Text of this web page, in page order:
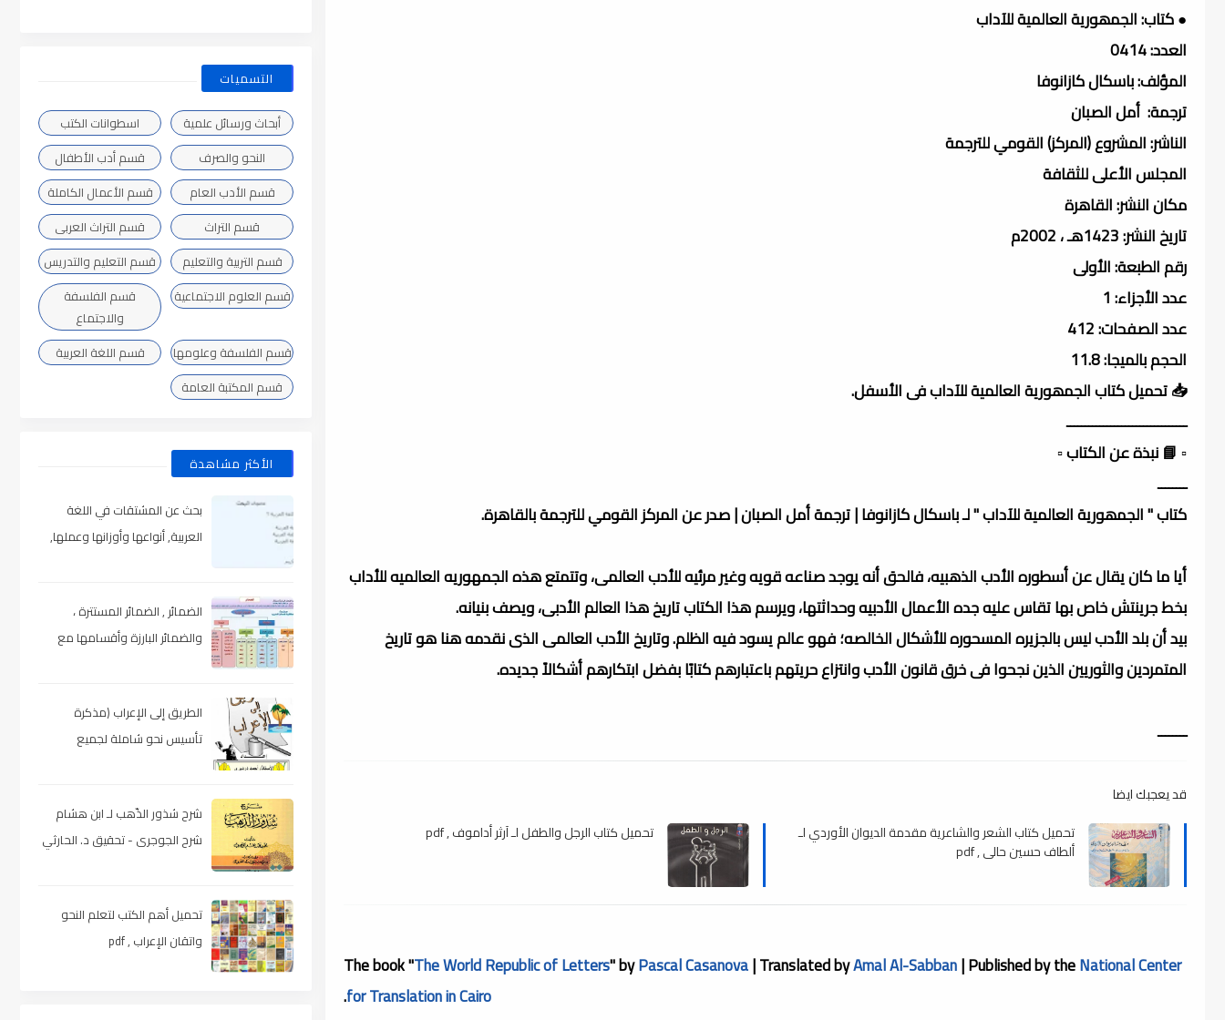
● كتاب: الجمھورية العالمية للآداب
العدد: 0414
المؤلف: باسكال كازانوفا
ترجمة: أمل الصبان
الناشر: المشروع (المركز) القومي للترجمة
المجلس الأعلى للثقافة
مكان النشر: القاهرة
تاريخ النشر: 1423هـ ، 2002م
رقم الطبعة: الأولى
عدد الأجزاء: 1
عدد الصفحات: 412
الحجم بالميجا: 11.8
📥 تحميل كتاب الجمھورية العالمية للآداب فى الأسفل.
ـــــــــــــــــــــــــــــــــ
▫️ 📘 نبذة عن الكتاب ▫️
ــــــــ
كتاب " الجمھورية العالمية للآداب " لـ باسكال كازانوفا | ترجمة أمل الصبان | صدر عن المركز القومي للترجمة بالقاهرة.
أيا ما كان يقال عن أسطوره الأدب الذهبيه، فالحق أنه يوجد صناعه قويه وغير مرئيه للأدب العالمى، وتتمتع هذه الجمهوريه العالميه للأداب
بخط جرينتش خاص بها تقاس عليه جده الأعمال الأدبيه وحداثتها، ويرسم هذا الكتاب تاريخ هذا العالم الأدبى، ويصف بنيانه.
بيد أن بلد الأدب ليس بالجزيره المسحوره للأشكال الخالصه؛ فهو عالم يسود فيه الظلم. وتاريخ الأدب العالمى الذى نقدمه هنا هو تاريخ
المتمردين والثوريين الذين نجحوا فى خرق قانون الأدب وانتزاع حريتهم باعتبارهم كتابًا بفضل ابتكارهم أشكالاً جديده.
ــــــــ
قد يعجبك ايضا
تحميل كتاب الشعر والشاعرية مقدمة الديوان الأوردي لـ
ألطاف حسين حالي , pdf
تحميل كتاب الرجل والطفل لـ آرثر أداموف , pdf
The book "The World Republic of Letters" byPascal Casanova| Translated byAmal Al-Sabban| Published by theNational Center
for Translation in Cairo
.
التسميات
أبحاث ورسائل علمية
اسطوانات الكتب
النحو والصرف
قسم أدب الأطفال
قسم الأدب العام
قسم الأعمال الكاملة
قسم التراث
قسم التراث العربى
قسم التربية والتعليم
قسم التعليم والتدريس
قسم العلوم الاجتماعية
قسم الفلسفة
والاجتماع
قسم الفلسفة وعلومها
قسم اللغة العربية
قسم المكتبة العامة
الأكثر مشاهدة
بحث عن المشتقات في اللغة
العربية, أنواعها وأوزانها وعملها,
الضمائر , الضمائر المستترة ،
والضمائر البارزة وأقسامها مع
الطريق إلى الإعراب (مذكرة
تأسيس نحو شاملة لجميع
شرح شذور الذّهب لـ ابن هشام
شرح الجوجرى - تحقيق د. الحارثي
تحميل أهم الكتب لتعلم النحو
واتقان الإعراب , pdf